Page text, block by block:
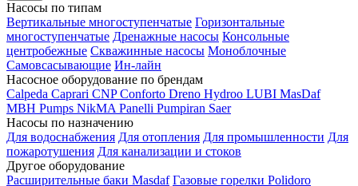
Насосы по типам
Вертикальные многоступенчатые Горизонтальные
многоступенчатые Дренажные насосы Консольные
центробежные Скважинные насосы Моноблочные
Самовсасывающие Ин-лайн
Насосное оборудование по брендам
Calpeda Caprari CNP Conforto Dreno Hydroo LUBI MasDaf
MBH Pumps NikMA Panelli Pumpiran Saer
Насосы по назначению
Для водоснабжения Для отопления Для промышленности Для
пожаротушения Для канализации и стоков
Другое оборудование
Расширительные баки Masdaf Газовые горелки Polidoro